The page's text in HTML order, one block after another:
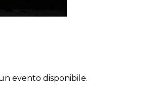
evento disponibile.